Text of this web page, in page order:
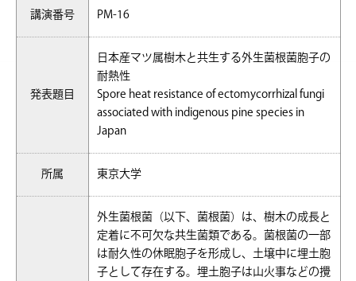
講演番号 PM-16
発表題目
日本産マツ属樹木と共生する外生菌根菌胞子の
耐熱性
Spore heat resistance of ectomycorrhizal fungi
associated with indigenous pine species in
Japan
所属 東京大学
外生菌根菌（以下、菌根菌）は、樹木の成長と
定着に不可欠な共生菌類である。菌根菌の一部
は耐久性の休眠胞子を形成し、土壌中に埋土胞
子として存在する。埋土胞子は山火事などの攪